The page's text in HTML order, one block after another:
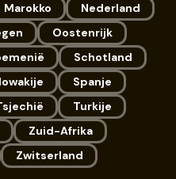
Marokko
Nederland
Oostenrijk
Schotland
Spanje
Turkije
Zuid-Afrika
Zwitserland